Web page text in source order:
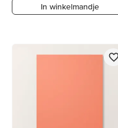
In winkelmandje